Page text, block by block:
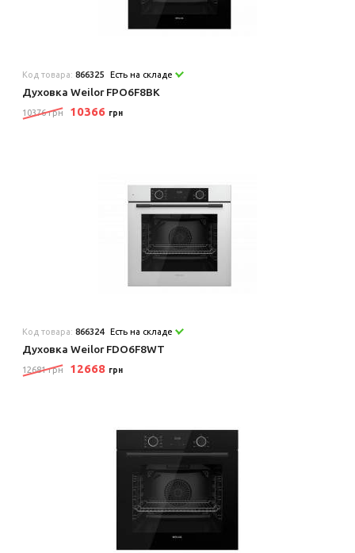
Код товара:866325 Есть на складе
Духовка Weilor FPO6F8BK
10376 грн 10366 грн
Код товара:866324 Есть на складе
Духовка Weilor FDO6F8WT
12681 грн 12668 грн